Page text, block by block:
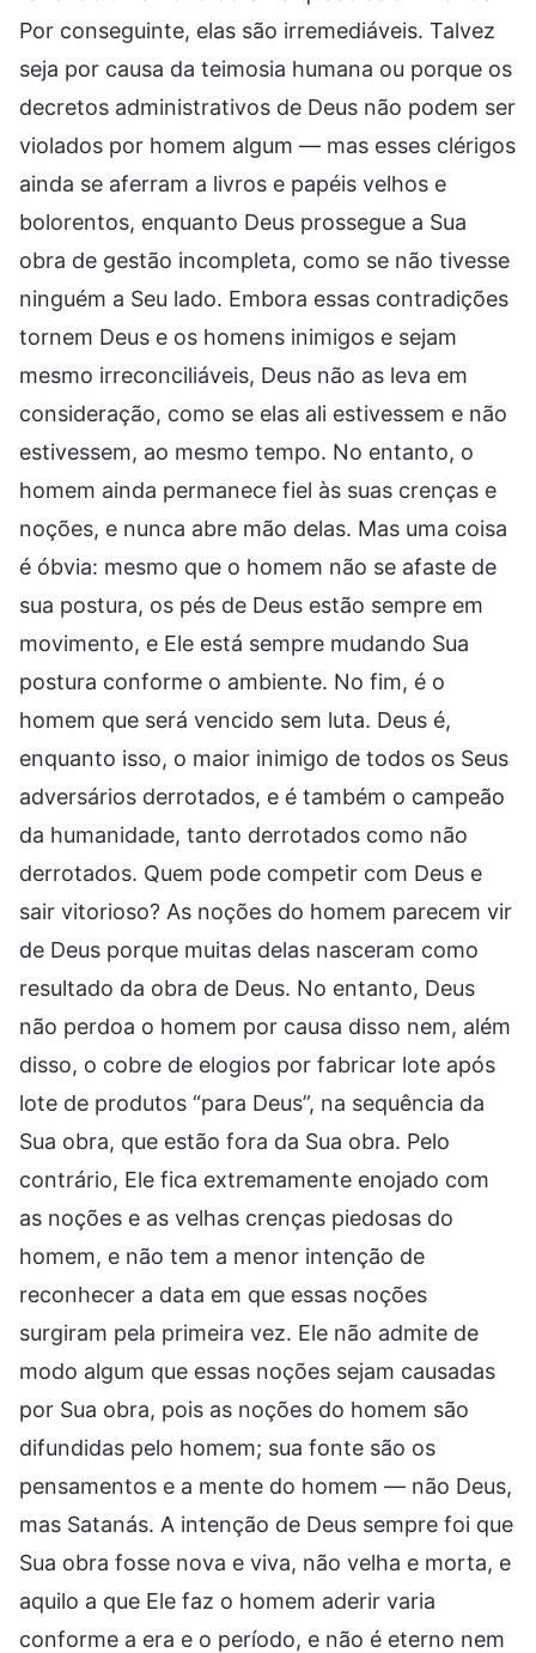
Por conseguinte, elas são irremediáveis. Talvez
seja por causa da teimosia humana ou porque os
decretos administrativos de Deus não podem ser
violados por homem algum — mas esses clérigos
ainda se aferram a livros e papéis velhos e
bolorentos, enquanto Deus prossegue a Sua
obra de gestão incompleta, como se não tivesse
ninguém a Seu lado. Embora essas contradições
tornem Deus e os homens inimigos e sejam
mesmo irreconciliáveis, Deus não as leva em
consideração, como se elas ali estivessem e não
estivessem, ao mesmo tempo. No entanto, o
homem ainda permanece fiel às suas crenças e
noções, e nunca abre mão delas. Mas uma coisa
é óbvia: mesmo que o homem não se afaste de
sua postura, os pés de Deus estão sempre em
movimento, e Ele está sempre mudando Sua
postura conforme o ambiente. No fim, é o
homem que será vencido sem luta. Deus é,
enquanto isso, o maior inimigo de todos os Seus
adversários derrotados, e é também o campeão
da humanidade, tanto derrotados como não
derrotados. Quem pode competir com Deus e
sair vitorioso? As noções do homem parecem vir
de Deus porque muitas delas nasceram como
resultado da obra de Deus. No entanto, Deus
não perdoa o homem por causa disso nem, além
disso, o cobre de elogios por fabricar lote após
lote de produtos “para Deus”, na sequência da
Sua obra, que estão fora da Sua obra. Pelo
contrário, Ele fica extremamente enojado com
as noções e as velhas crenças piedosas do
homem, e não tem a menor intenção de
reconhecer a data em que essas noções
surgiram pela primeira vez. Ele não admite de
modo algum que essas noções sejam causadas
por Sua obra, pois as noções do homem são
difundidas pelo homem; sua fonte são os
pensamentos e a mente do homem — não Deus,
mas Satanás. A intenção de Deus sempre foi que
Sua obra fosse nova e viva, não velha e morta, e
aquilo a que Ele faz o homem aderir varia
conforme a era e o período, e não é eterno nem